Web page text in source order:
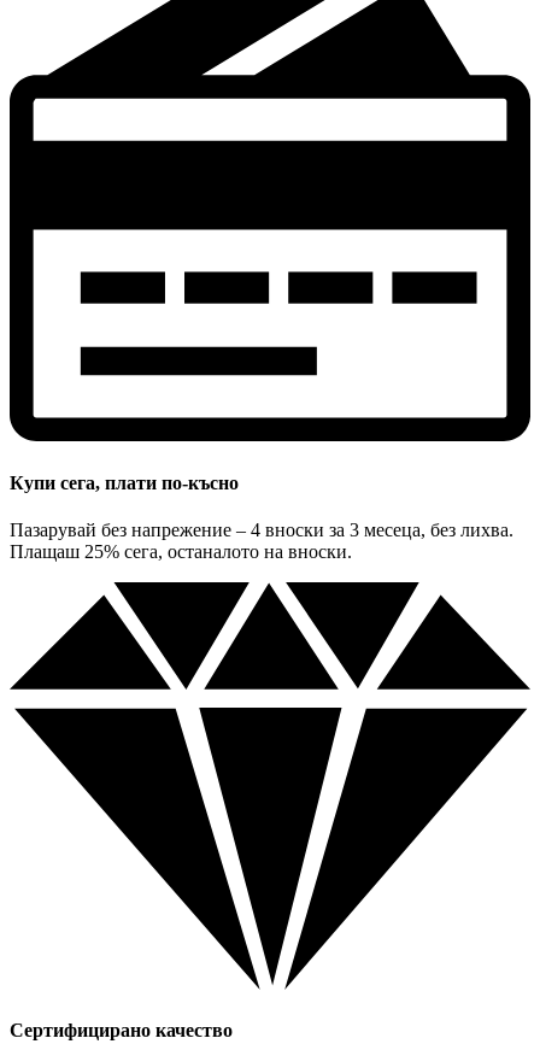
Купи сега, плати по-късно
Пазарувай без напрежение – 4 вноски за 3 месеца, без лихва.
Плащаш 25% сега, останалото на вноски.
Сертифицирано качество